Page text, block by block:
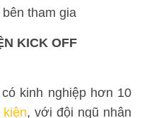
tham gia
KICK OFF
có kinh nghiệp hơn 10
, với đội ngũ nhân